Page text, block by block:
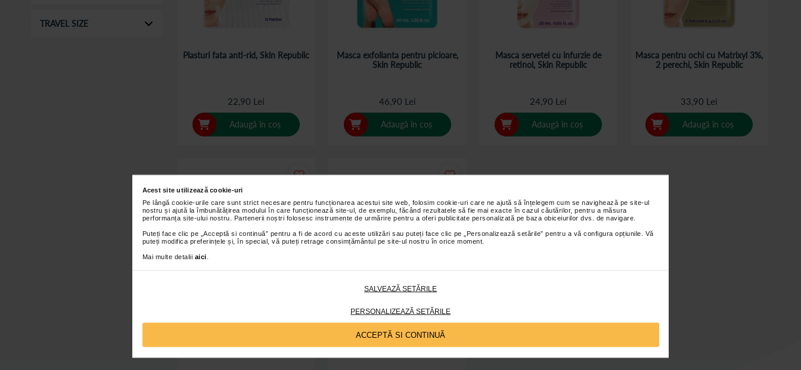
Acest site utilizează cookie-uri
Pe lângă cookie-urile care sunt strict necesare pentru funcționarea acestui site web, folosim cookie-uri care ne ajută să înțelegem cum se navighează pe site-ul
nostru și ajută la îmbunătățirea modului în care funcționează site-ul, de exemplu, făcând rezultatele să fie mai exacte în cazul căutărilor, pentru a măsura
performanța site-ului nostru. Partenerii noștri folosesc instrumente de urmărire pentru a oferi publicitate personalizată pe baza obiceiurilor dvs. de navigare.
Puteți face clic pe „Acceptă si continuă” pentru a fi de acord cu aceste utilizări sau puteți face clic pe „Personalizează setările” pentru a vă configura opțiunile. Vă
puteți modifica preferințele și, în special, vă puteți retrage consimțământul pe site-ul nostru în orice moment.
Mai multe detalii aici
SALVEAZĂ SETĂRILE
PERSONALIZEAZĂ SETĂRILE
ACCEPTĂ SI CONTINUĂ
Plasturi fata anti-rid, Skin Republic
22,90 Lei
Adaugă în coș
Masca exfolianta pentru picioare,
Skin Republic
46,90 Lei
Adaugă în coș
Masca servetel cu infurzie de
retinol, Skin Republic
24,90 Lei
Adaugă în coș
Masca pentru ochi cu Matrixyl 3%,
2 perechi, Skin Republic
33,90 Lei
Adaugă în coș
Masca servetel cu 2% niacinamide,
TRAVEL SIZE